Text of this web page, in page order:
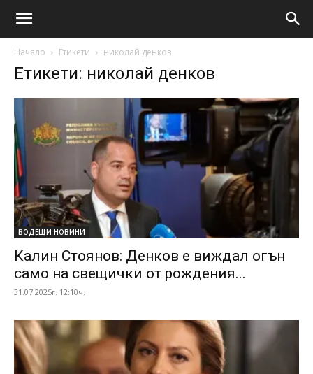
Начало Етикети николай денков
Етикети: николай денков
ВОДЕЩИ НОВИНИ
Калин Стоянов: Денков е виждал огън
само на свещички от рождения...
31.07.2025г. 12:10ч.